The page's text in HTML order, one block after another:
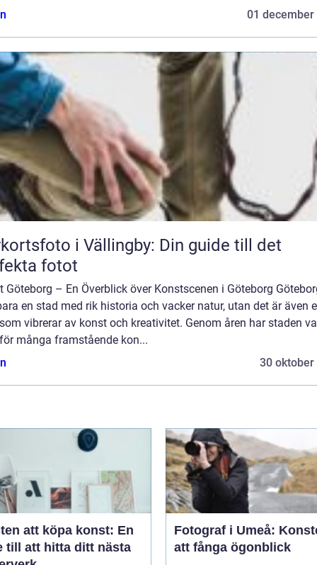
01 december
i Vällingby: Din guide till det
fotot
Göteborg – En Överblick över Konstscenen i Göteborg
en stad med rik historia och vacker natur, utan det är även
vibrerar av konst och kreativitet. Genom åren har staden
många framstående kon...
30 oktober
att köpa konst: En
till att hitta ditt nästa
Fotograf i Umeå:
att fånga ögonblick